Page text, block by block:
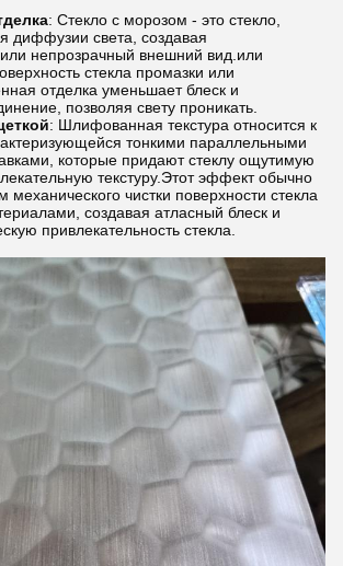
: Стекло с морозом - это стекло,
диффузии света, создавая
непрозрачный внешний вид.или
стекла промазки или
отделка уменьшает блеск и
позволяя свету проникать.
: Шлифованная текстура относится к
тонкими параллельными
которые придают стеклу ощутимую
текстуру.Этот эффект обычно
механического чистки поверхности стекла
создавая атласный блеск и
привлекательность стекла.